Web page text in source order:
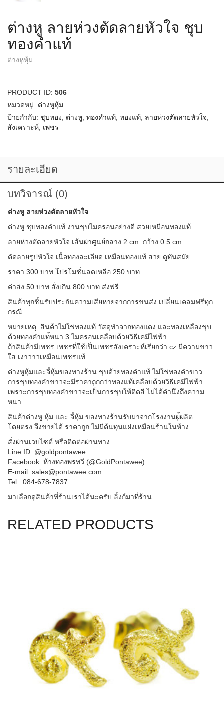
ต่างหู ลายห่วงตัดลายหัวใจ ชุบ
ทองคำแท้
ต่างหูหุ้ม
PRODUCT ID: 506
หมวดหมู่: ต่างหูหุ้ม
ป้ายกำกับ: ชุบทอง ต่างหู ทองคำแท้ ทองแท้ ลายห่วงตัดลายหัวใจ
สังเคราะห์ เพชร
รายละเอียด
บทวิจารณ์ (0)
ต่างหู ลายห่วงตัดลายหัวใจ
ต่างหู ชุบทองคำแท้ งานชุบไมครอนอย่างดี สวยเหมือนทองแท้
ลายห่วงตัดลายหัวใจ เส้นผ่าศูนย์กลาง 2 cm. กว้าง 0.5 cm.
ตัดลายรูปหัวใจ เนื้อทองละเอียด เหมือนทองแท้ สวย ดูทันสมัย
ราคา 300 บาท โปรโมชั่นลดเหลือ 250 บาท
ค่าส่ง 50 บาท สั่งเกิน 800 บาท ส่งฟรี
สินค้าทุกชิ้นรับประกันความเสียหายจากการขนส่ง เปลี่ยนเคลมฟรีทุก
กรณี
หมายเหตุ: สินค้าไม่ใช่ทองแท้ วัสดุทำจากทองแดง และทองเหลืองชุบ
ด้วยทองคำแท้หนา 3 ไมครอนเคลือบด้วยวิธีเคมีไฟฟ้า
ถ้าสินค้ามีเพชร เพชรที่ใช้เป็นเพชรสังเคราะห์เรียกว่า cz มีความขาว
ใส เงาวาวเหมือนเพชรแท้
ต่างหูหุ้มและจี้หุ้มของทางร้าน ชุบด้วยทองคำแท้ ไม่ใช่ทองคำขาว
การชุบทองคำขาวจะมีราคาถูกกว่าทองแท้เคลือบด้วยวิธีเคมีไฟฟ้า
เพราะการชุบทองคำขาวจะเป็นการชุบให้ติดสี ไม่ได้คำนึงถึงความ
หนา
สินค้าต่างหู หุ้ม และ จี้หุ้ม ของทางร้านรับมาจากโรงงานผู้ผลิต
โดยตรง จึงขายได้ ราคาถูก ไม่มีต้นทุนแฝงเหมือนร้านในห้าง
สั่งผ่านเวบไซต์ หรือติดต่อผ่านทาง
Line ID: @goldpontawee
Facebook: ห้างทองพรทวี (@GoldPontawee)
E-mail: sales@pontawee.com
Tel.: 084-678-7837
มาเลือกดูสินค้าที่ร้านเราได้นะครับ ลิ้งก์มาที่ร้าน
RELATED PRODUCTS